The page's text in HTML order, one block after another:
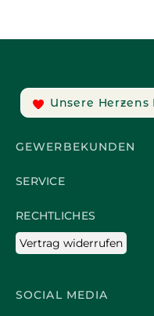
Unsere
GEWERBEKUNDEN
SERVICE
RECHTLICHES
Vertrag widerrufen
SOCIAL MEDIA